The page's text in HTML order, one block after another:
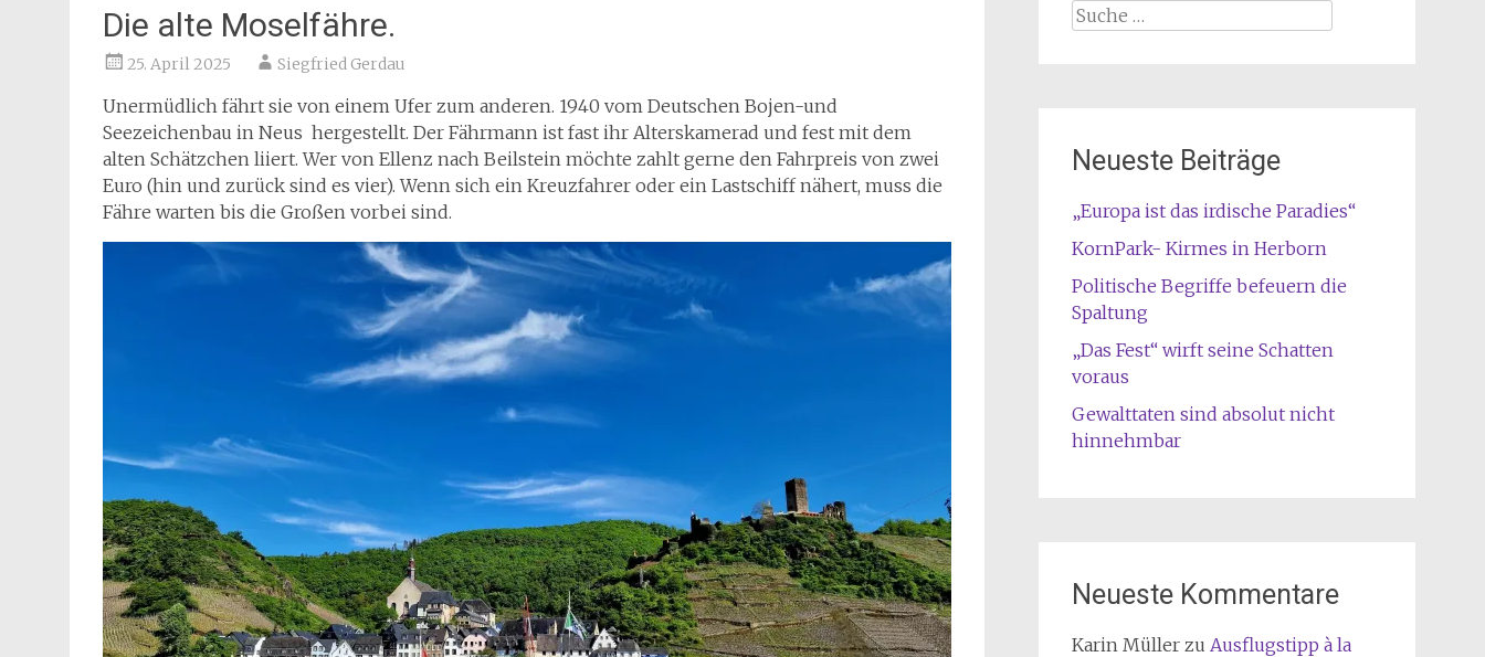
Die alte Moselfähre.
25. April 2025 Siegfried Gerdau
Unermüdlich fährt sie von einem Ufer zum anderen. 1940 vom Deutschen Bojen-und
Seezeichenbau in Neus hergestellt. Der Fährmann ist fast ihr Alterskamerad und fest mit dem
alten Schätzchen liiert. Wer von Ellenz nach Beilstein möchte zahlt gerne den Fahrpreis von zwei
Euro (hin und zurück sind es vier). Wenn sich ein Kreuzfahrer oder ein Lastschiff nähert, muss die
Fähre warten bis die Großen vorbei sind.
Suche
Neueste Beiträge
„Europa ist das irdische Paradies“
KornPark- Kirmes in Herborn
Politische Begriffe befeuern die
Spaltung
„Das Fest“ wirft seine Schatten
voraus
Gewalttaten sind absolut nicht
hinnehmbar
Neueste Kommentare
Karin Müllerzu Ausflugstipp à la